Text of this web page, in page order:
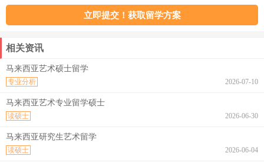
相关资讯
马来西亚艺术硕士留学
2026-07-10
专业分析
马来西亚艺术专业留学硕士
2026-06-30
读硕士
马来西亚研究生艺术留学
2026-06-04
读硕士